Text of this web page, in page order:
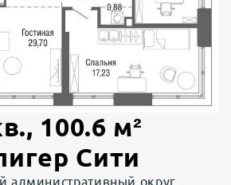
, 100.6 м²
Сити
административный округ,